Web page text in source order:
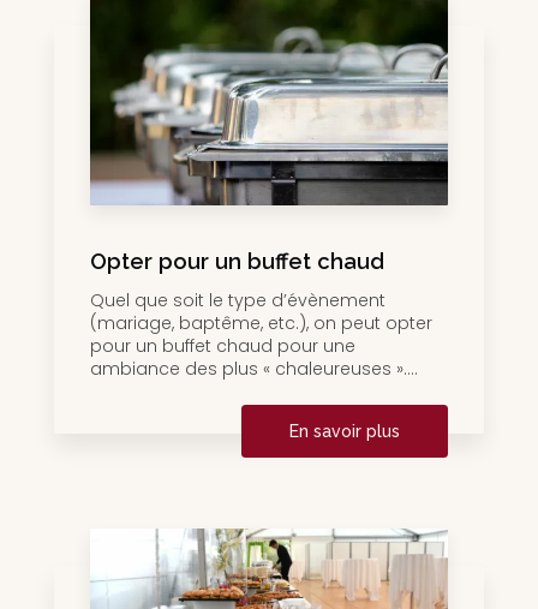
Opter pour un buffet chaud
Quel que soit le type d’évènement
(mariage, baptême, etc.), on peut opter
pour un buffet chaud pour une
ambiance des plus « chaleureuses »....
En savoir plus